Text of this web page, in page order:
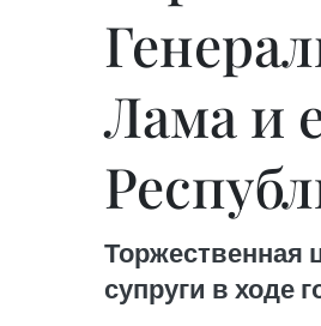
Лама и
Торжественная
супруги в ходе